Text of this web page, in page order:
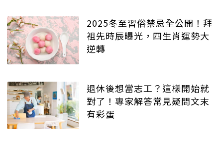
2025冬至習俗禁忌全公開！拜
祖先時辰曝光，四生肖運勢大
逆轉
退休後想當志工？這樣開始就
對了！專家解答常見疑問文末
有彩蛋